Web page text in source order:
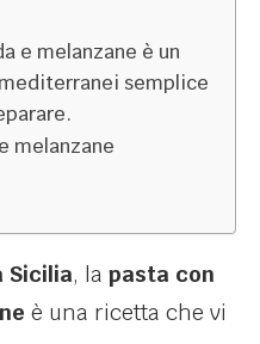
e melanzane è un
semplice
melanzane
Sicilia, la pasta con
è una ricetta che vi